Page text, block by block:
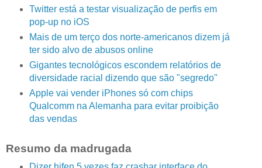
Twitter está a testar visualização de perfis em
pop-up no iOS
Mais de um terço dos norte-americanos dizem já
ter sido alvo de abusos online
Gigantes tecnológicos escondem relatórios de
diversidade racial dizendo que são "segredo"
Apple vai vender iPhones só com chips
Qualcomm na Alemanha para evitar proibição
das vendas
Resumo da madrugada